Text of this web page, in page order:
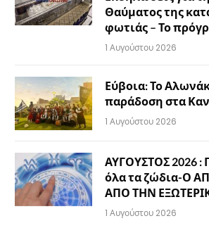
Θαύματος της
φωτιάς – Το
1 Αυγούστου 2026
Εύβοια: Το
παράδοση στα
1 Αυγούστου 2026
ΑΥΓΟΥΣΤΟΣ 2026 :
όλα τα ζώδια-Ο
ΑΠΟ ΤΗΝ
1 Αυγούστου 2026